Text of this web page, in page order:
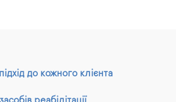
до кожного клієнта